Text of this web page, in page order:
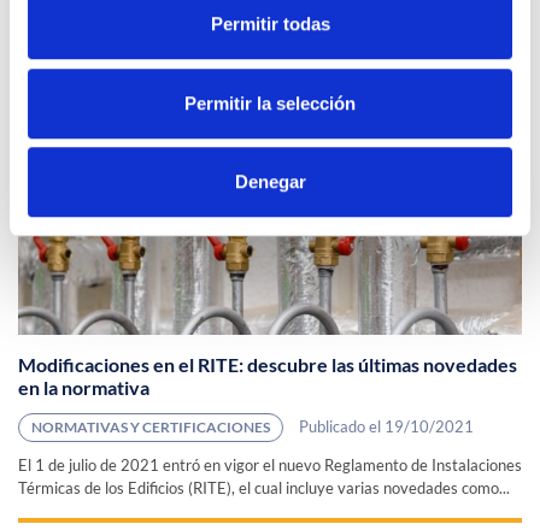
Permitir todas
Permitir la selección
Denegar
NORMATIVAS Y CERTIFICACIONES
Publicado el 20/10/2021
Potenciar la figura del gestor de rehabilitación es uno de los principales
Modificaciones en el RITE: descubre las últimas novedades
en la normativa
NORMATIVAS Y CERTIFICACIONES
Publicado el 19/10/2021
El 1 de julio de 2021 entró en vigor el nuevo Reglamento de Instalaciones
Térmicas de los Edificios (RITE), el cual incluye varias novedades como...